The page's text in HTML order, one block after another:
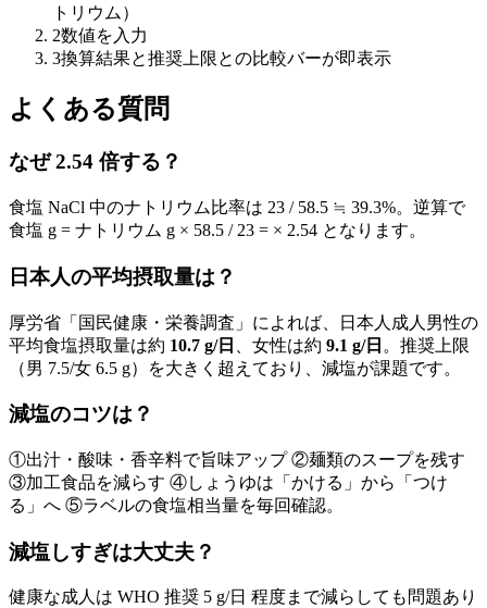
トリウム）
2数値を入力
3換算結果と推奨上限との比較バーが即表示
よくある質問
なぜ 2.54 倍する？
食塩 NaCl 中のナトリウム比率は 23 / 58.5 ≒ 39.3%。逆算で
食塩 g = ナトリウム g × 58.5 / 23 = × 2.54 となります。
日本人の平均摂取量は？
厚労省「国民健康・栄養調査」によれば、日本人成人男性の
平均食塩摂取量は約 10.7 g/日 、女性は約 9.1 g/日 。推奨上限
（男 7.5/女 6.5 g）を大きく超えており、減塩が課題です。
減塩のコツは？
①出汁・酸味・香辛料で旨味アップ ②麺類のスープを残す
③加工食品を減らす ④しょうゆは「かける」から「つけ
る」へ ⑤ラベルの食塩相当量を毎回確認。
減塩しすぎは大丈夫？
健康な成人は WHO 推奨 5 g/日 程度まで減らしても問題あり